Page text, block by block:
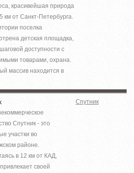
красивейшая природа
км от Санкт-Петербурга.
поселка
детская площадка,
доступности с
товарами, охрана.
массив находится в
Спутник - это
участки во
районе.
в 12 км от КАД,
своей
Спутник